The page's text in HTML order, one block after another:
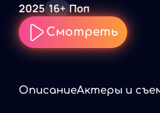
2025 16+ Поп
Смотреть
ОписаниеАктеры и